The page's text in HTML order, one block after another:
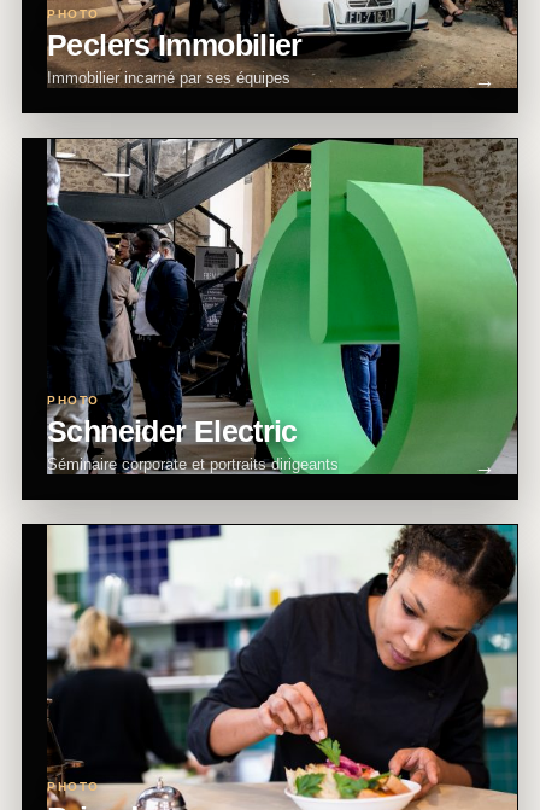
PHOTO
Peclers Immobilier
Immobilier incarné par ses équipes
PHOTO
Schneider Electric
Séminaire corporate et portraits dirigeants
PHOTO